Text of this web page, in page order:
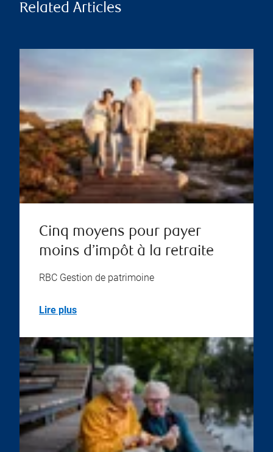
Related Articles
Cinq moyens pour payer
moins d’impôt à la retraite
RBC Gestion de patrimoine
Lire plus